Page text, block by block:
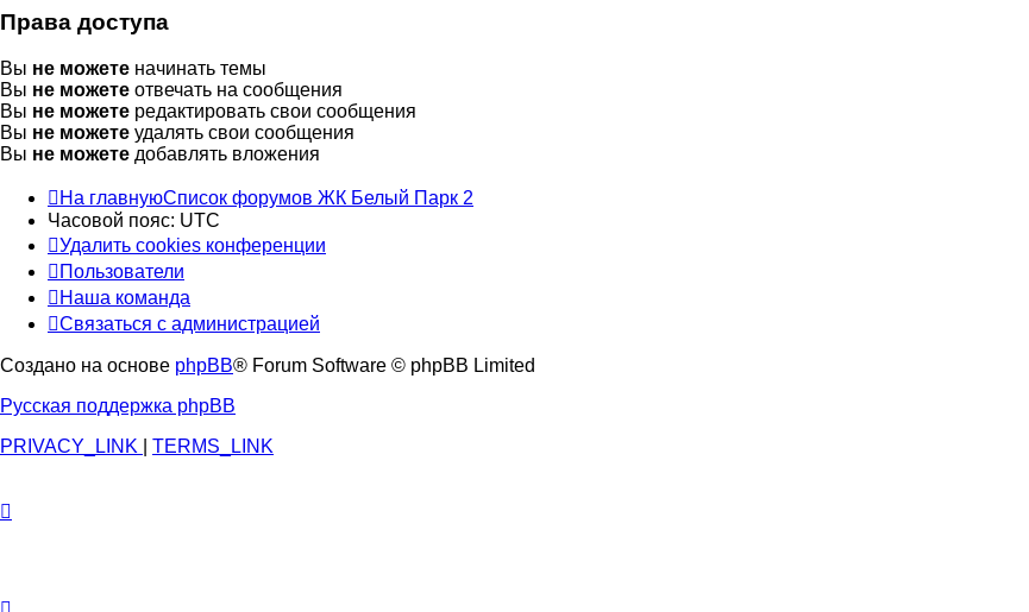
Права доступа
Вы не можете начинать темы
Вы не можете отвечать на сообщения
Вы не можете редактировать свои сообщения
Вы не можете удалять свои сообщения
Вы не можете добавлять вложения
На главнуюСписок форумов ЖК Белый Парк 2
Часовой пояс: UTC
Удалить cookies конференции
Пользователи
Наша команда
Связаться с администрацией
Создано на основе phpBB® Forum Software © phpBB Limited
Русская поддержка phpBB
PRIVACY_LINK
TERMS_LINK